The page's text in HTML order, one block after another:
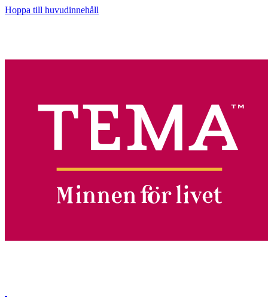
Hoppa till huvudinnehåll